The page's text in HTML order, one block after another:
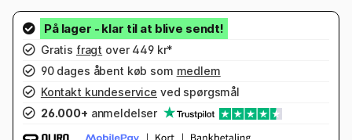
Gratis fragt over 449 kr*
90 dages åbent køb som medlem
Kontakt kundeservice ved spørgsmål
26.000+ anmeldelser